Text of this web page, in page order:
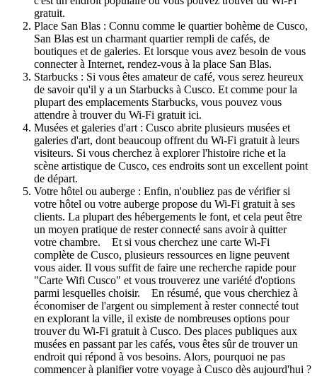
gratuit.
Place San Blas : Connu comme le quartier bohème de Cusco,
San Blas est un charmant quartier rempli de cafés, de
boutiques et de galeries. Et lorsque vous avez besoin de vous
connecter à Internet, rendez-vous à la place San Blas.
Starbucks : Si vous êtes amateur de café, vous serez heureux
de savoir qu'il y a un Starbucks à Cusco. Et comme pour la
plupart des emplacements Starbucks, vous pouvez vous
attendre à trouver du Wi-Fi gratuit ici.
Musées et galeries d'art : Cusco abrite plusieurs musées et
galeries d'art, dont beaucoup offrent du Wi-Fi gratuit à leurs
visiteurs. Si vous cherchez à explorer l'histoire riche et la
scène artistique de Cusco, ces endroits sont un excellent point
de départ.
Votre hôtel ou auberge : Enfin, n'oubliez pas de vérifier si
votre hôtel ou votre auberge propose du Wi-Fi gratuit à ses
clients. La plupart des hébergements le font, et cela peut être
un moyen pratique de rester connecté sans avoir à quitter
votre chambre. Et si vous cherchez une carte Wi-Fi
complète de Cusco, plusieurs ressources en ligne peuvent
vous aider. Il vous suffit de faire une recherche rapide pour
"Carte Wifi Cusco" et vous trouverez une variété d'options
parmi lesquelles choisir. En résumé, que vous cherchiez à
économiser de l'argent ou simplement à rester connecté tout
en explorant la ville, il existe de nombreuses options pour
trouver du Wi-Fi gratuit à Cusco. Des places publiques aux
musées en passant par les cafés, vous êtes sûr de trouver un
endroit qui répond à vos besoins. Alors, pourquoi ne pas
commencer à planifier votre voyage à Cusco dès aujourd'hui ?